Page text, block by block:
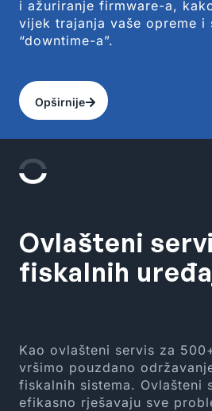
i ažuriranje firmware-a,
vijek trajanja vaše opreme i
“downtime-a”.
Opširnije
Ovlašteni
fiskalnih
Kao ovlašteni servis za
vršimo pouzdano
fiskalnih sistema. Ovlašteni
efikasno rješavaju sve